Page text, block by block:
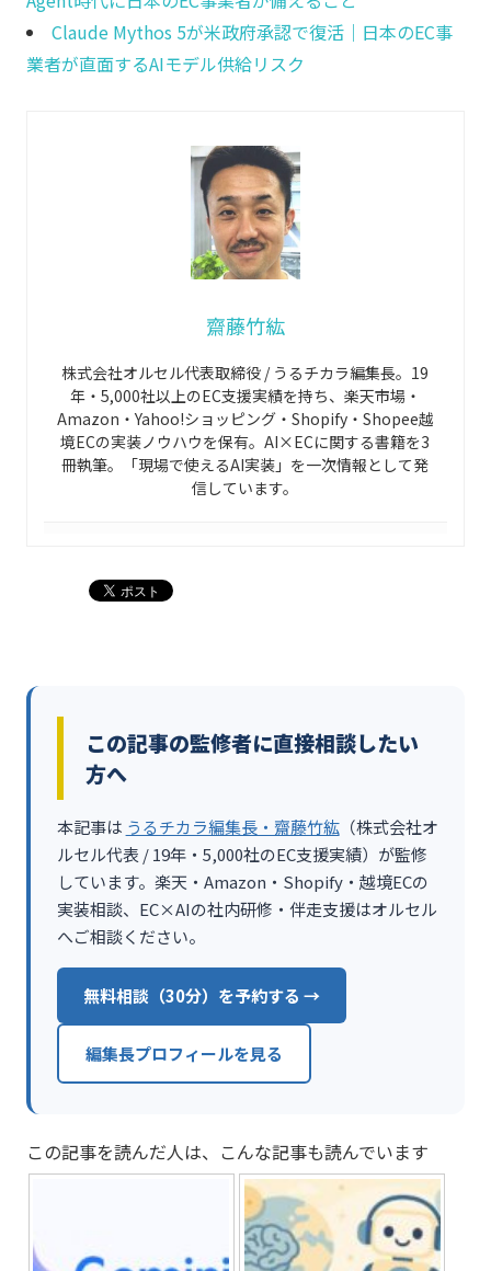
Claude Mythos 5が米政府承認で復活｜日本のEC事
業者が直面するAIモデル供給リスク
齋藤竹紘
株式会社オルセル代表取締役 / うるチカラ編集長。19
年・5,000社以上のEC支援実績を持ち、楽天市場・
Amazon・Yahoo!ショッピング・Shopify・Shopee越
境ECの実装ノウハウを保有。AI×ECに関する書籍を3
冊執筆。「現場で使えるAI実装」を一次情報として発
信しています。
この記事の監修者に直接相談したい
方へ
本記事は うるチカラ編集長・齋藤竹紘（株式会社オ
ルセル代表 / 19年・5,000社のEC支援実績）が監修
しています。楽天・Amazon・Shopify・越境ECの
実装相談、EC×AIの社内研修・伴走支援はオルセル
へご相談ください。
無料相談（30分）を予約する →
編集長プロフィールを見る
この記事を読んだ人は、こんな記事も読んでいます